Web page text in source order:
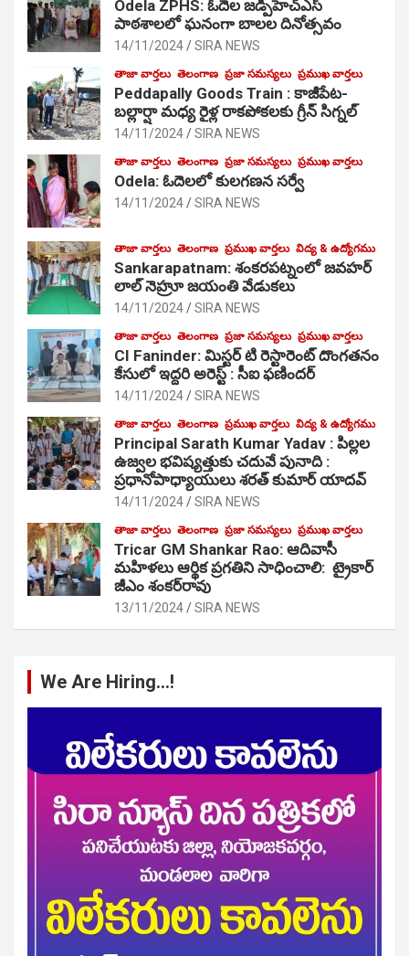
Odela ZPHS: ఓదెల జ‌డ్పీహెచ్ఎస్
పాఠ‌శాల‌లో ఘనంగా బాలల దినోత్సవం
14/11/2024 SIRA NEWS
తాజా వార్తలు తెలంగాణ ప్రజా సమస్యలు ప్రముఖ వార్తలు
Peddapally Goods Train : కాజీపేట-
బల్లార్షా మధ్య రైళ్ల రాకపోకలకు గ్రీన్ సిగ్నల్
14/11/2024 SIRA NEWS
తాజా వార్తలు తెలంగాణ ప్రజా సమస్యలు ప్రముఖ వార్తలు
Odela: ఓదెలలో కులగణన సర్వే
14/11/2024 SIRA NEWS
తాజా వార్తలు తెలంగాణ ప్రముఖ వార్తలు విద్య & ఉద్యోగము
Sankarapatnam: శంకరపట్నంలో జవహర్
లాల్ నెహ్రూ జయంతి వేడుకలు
14/11/2024 SIRA NEWS
తాజా వార్తలు తెలంగాణ ప్రజా సమస్యలు ప్రముఖ వార్తలు
CI Faninder: మిస్టర్ టి రెస్టారెంట్ దొంగతనం
కేసులో ఇద్దరి అరెస్ట్ : సీఐ ఫణిందర్
14/11/2024 SIRA NEWS
తాజా వార్తలు తెలంగాణ ప్రముఖ వార్తలు విద్య & ఉద్యోగము
Principal Sarath Kumar Yadav : పిల్లల
ఉజ్వల భవిష్యత్తుకు చదువే పునాది :
ప్రధానోపాధ్యాయులు శరత్ కుమార్ యాదవ్
14/11/2024 SIRA NEWS
తాజా వార్తలు తెలంగాణ ప్రజా సమస్యలు ప్రముఖ వార్తలు
Tricar GM Shankar Rao: ఆదివాసీ
మహిళలు ఆర్థిక ప్రగతిని సాధించాలి: ట్రైకార్
జీఎం శంకర్‌రావు
13/11/2024 SIRA NEWS
We Are Hiring…!